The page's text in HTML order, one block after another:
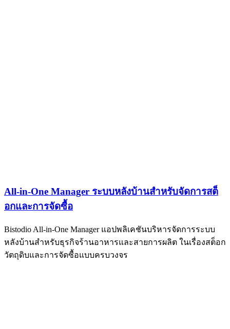
All-in-One Manager ระบบหลังบ้านสำหรับจัดการสต็
อกและการจัดซื้อ
Bistodio All-in-One Manager แอปพลิเคชันบริหารจัดการระบบ
หลังบ้านสำหรับธุรกิจร้านอาหารและสายการผลิต ในเรื่องสต็อก
วัตถุดิบและการจัดซื้อแบบครบวงจร